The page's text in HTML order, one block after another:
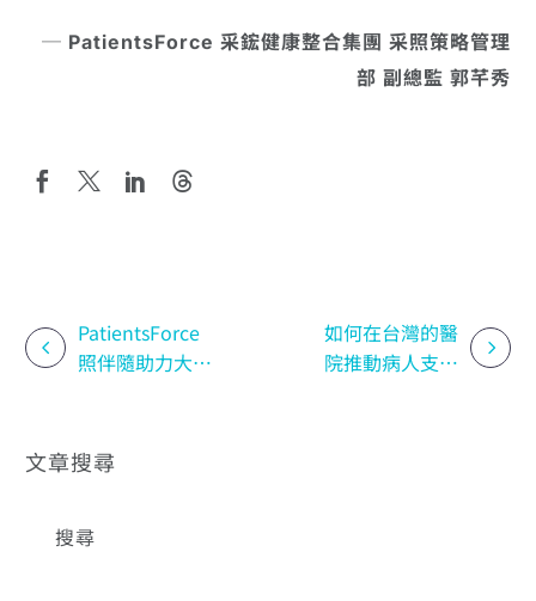
─ PatientsForce 采鋐健康整合集團 采照策略管理
部 副總監 郭芊秀
PatientsForce
照伴隨助力大家
如何在台灣的醫
院推動病人支持
文章搜尋